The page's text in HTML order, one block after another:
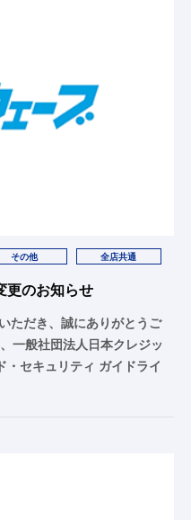
その他 全店共通
更のお知らせ
ただき、誠にありがとうご
一般社団法人日本クレジッ
・セキュリティ ガイドライ